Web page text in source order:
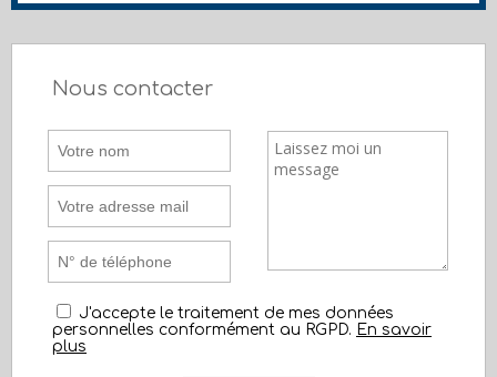
Nous contacter
J'accepte le traitement de mes données
personnelles conformément au RGPD. En savoir
plus